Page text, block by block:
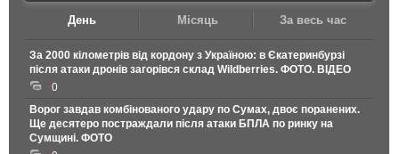
День Місяць За весь час
За 2000 кілометрів від кордону з Україною: в Єкатеринбурзі
після атаки дронів загорівся склад Wildberries. ФОТО. ВІДЕО
0
Ворог завдав комбінованого удару по Сумах, двоє поранених.
Ще десятеро постраждали після атаки БПЛА по ринку на
Сумщині. ФОТО